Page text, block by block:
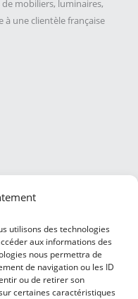
utilisons des technologies
aux informations des
nous permettra de
de navigation ou les ID
ou de retirer son
certaines caractéristiques
mobiliers, luminaires,
à une clientèle française